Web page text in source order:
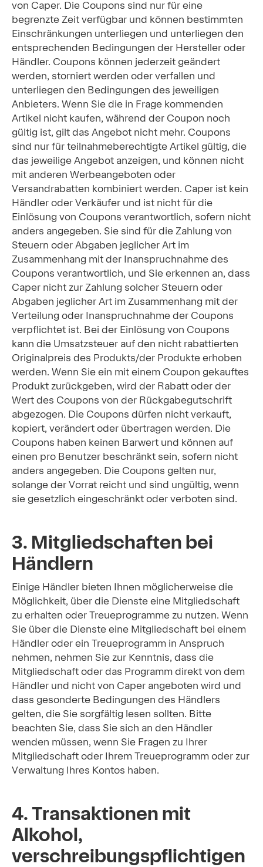
von Caper. Die Coupons sind nur für eine
begrenzte Zeit verfügbar und können bestimmten
Einschränkungen unterliegen und unterliegen den
entsprechenden Bedingungen der Hersteller oder
Händler. Coupons können jederzeit geändert
werden, storniert werden oder verfallen und
unterliegen den Bedingungen des jeweiligen
Anbieters. Wenn Sie die in Frage kommenden
Artikel nicht kaufen, während der Coupon noch
gültig ist, gilt das Angebot nicht mehr. Coupons
sind nur für teilnahmeberechtigte Artikel gültig, die
das jeweilige Angebot anzeigen, und können nicht
mit anderen Werbeangeboten oder
Versandrabatten kombiniert werden. Caper ist kein
Händler oder Verkäufer und ist nicht für die
Einlösung von Coupons verantwortlich, sofern nicht
anders angegeben. Sie sind für die Zahlung von
Steuern oder Abgaben jeglicher Art im
Zusammenhang mit der Inanspruchnahme des
Coupons verantwortlich, und Sie erkennen an, dass
Caper nicht zur Zahlung solcher Steuern oder
Abgaben jeglicher Art im Zusammenhang mit der
Verteilung oder Inanspruchnahme der Coupons
verpflichtet ist. Bei der Einlösung von Coupons
kann die Umsatzsteuer auf den nicht rabattierten
Originalpreis des Produkts/der Produkte erhoben
werden. Wenn Sie ein mit einem Coupon gekauftes
Produkt zurückgeben, wird der Rabatt oder der
Wert des Coupons von der Rückgabegutschrift
abgezogen. Die Coupons dürfen nicht verkauft,
kopiert, verändert oder übertragen werden. Die
Coupons haben keinen Barwert und können auf
einen pro Benutzer beschränkt sein, sofern nicht
anders angegeben. Die Coupons gelten nur,
solange der Vorrat reicht und sind ungültig, wenn
sie gesetzlich eingeschränkt oder verboten sind.
3. Mitgliedschaften bei
Händlern
Einige Händler bieten Ihnen möglicherweise die
Möglichkeit, über die Dienste eine Mitgliedschaft
zu erhalten oder Treueprogramme zu nutzen. Wenn
Sie über die Dienste eine Mitgliedschaft bei einem
Händler oder ein Treueprogramm in Anspruch
nehmen, nehmen Sie zur Kenntnis, dass die
Mitgliedschaft oder das Programm direkt von dem
Händler und nicht von Caper angeboten wird und
dass gesonderte Bedingungen des Händlers
gelten, die Sie sorgfältig lesen sollten. Bitte
beachten Sie, dass Sie sich an den Händler
wenden müssen, wenn Sie Fragen zu Ihrer
Mitgliedschaft oder Ihrem Treueprogramm oder zur
Verwaltung Ihres Kontos haben.
4. Transaktionen mit
Alkohol,
verschreibungspflichtigen